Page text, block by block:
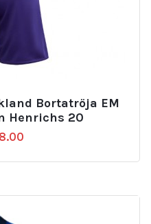
Bortatröja EM
Henrichs 20